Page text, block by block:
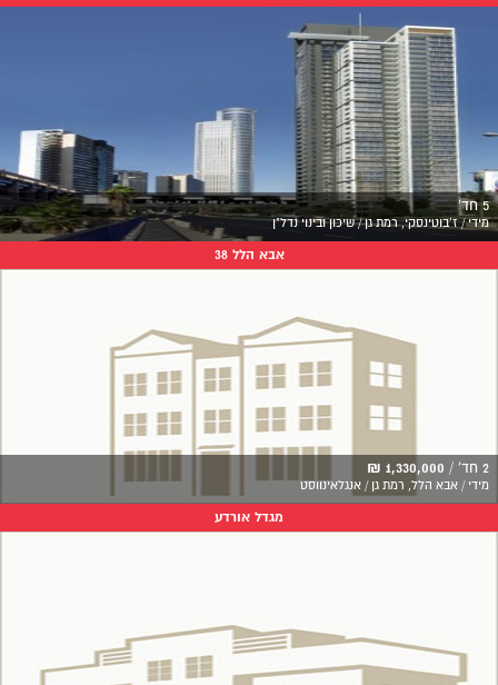
5 חד'
מידי / ז'בוטינסקי, רמת גן / שיכון ובינוי נדל"ן
אבא הלל 38
2 חד' / 1,330,000 ₪
מידי / אבא הלל, רמת גן / אנגלאינווסט
מגדל אורדע